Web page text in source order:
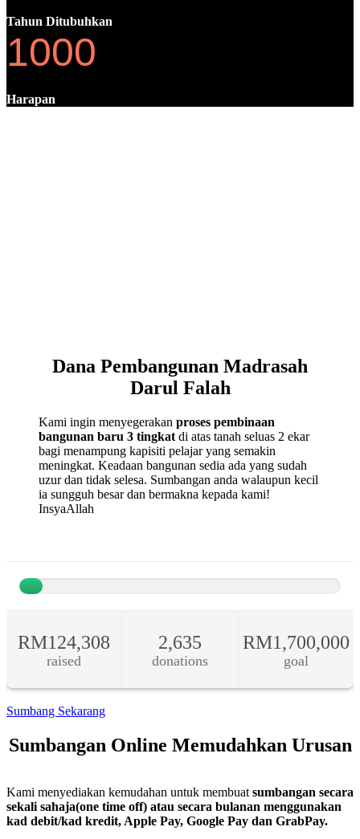
Tahun Ditubuhkan
1000
Harapan
Dana Pembangunan Madrasah
Darul Falah
Kami ingin menyegerakan proses pembinaan
bangunan baru 3 tingkat di atas tanah seluas 2 ekar
bagi menampung kapisiti pelajar yang semakin
meningkat. Keadaan bangunan sedia ada yang sudah
uzur dan tidak selesa. Sumbangan anda walaupun kecil
ia sungguh besar dan bermakna kepada kami!
InsyaAllah
Sumbang Sekarang
Sumbangan Online Memudahkan Urusan
Kami menyediakan kemudahan untuk membuat sumbangan secara
sekali sahaja(one time off) atau secara bulanan menggunakan
kad debit/kad kredit, Apple Pay, Google Pay dan GrabPay.